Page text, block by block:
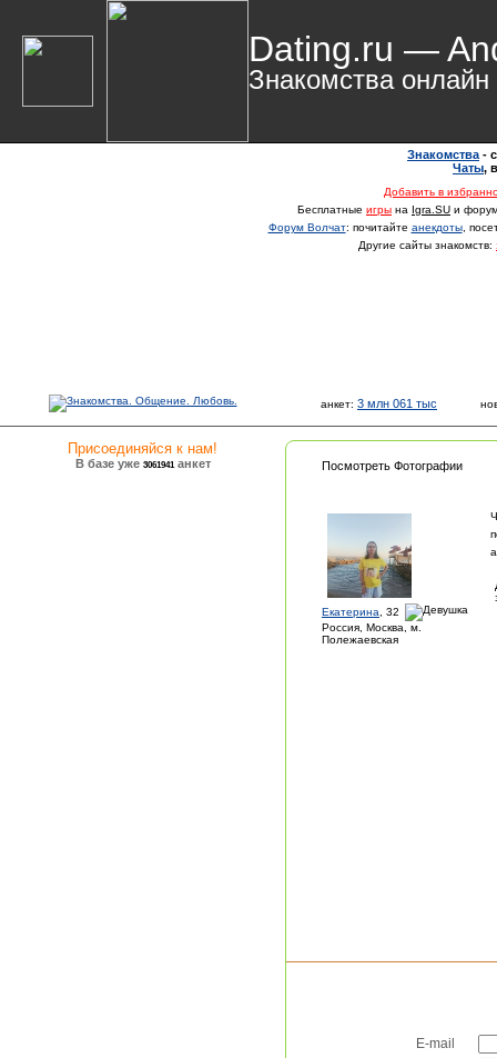
Dating.ru —
Знакомства онлайн
Знакомства -
Чаты,
Добавить в
Бесплатные игры на Igra.SU и
Форум Волчат: почитайте анекдоты,
Другие сайты знакомств:
анкет: 3 млн 061 тыс
Присоединяйся к нам!
В базе уже 3061941 анкет Посмотреть Фотографии
Екатерина , 32
Россия, Москва, м.
Полежаевская
E-mail